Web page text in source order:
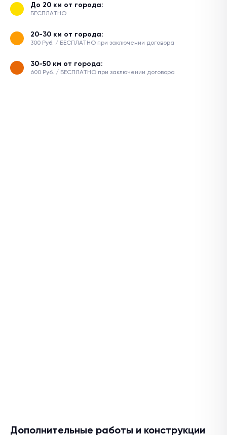
До 20 км от города:
БЕСПЛАТНО
20-30 км от города:
300 Руб. / БЕСПЛАТНО при заключении договора
30-50 км от города:
600 Руб. / БЕСПЛАТНО при заключении договора
Дополнительные работы и конструкции